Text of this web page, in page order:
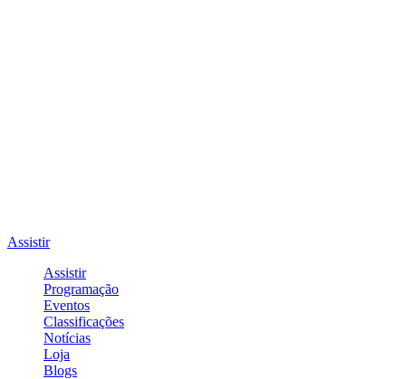
Assistir
Assistir
Programação
Eventos
Classificações
Notícias
Loja
Blogs